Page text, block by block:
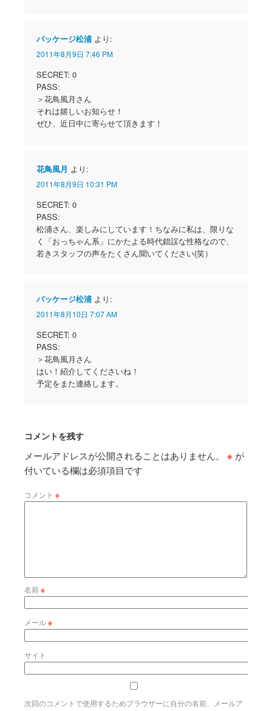
パッケージ松浦 より:
2011年8月9日 7:46 PM
SECRET: 0
PASS:
＞花鳥風月さん
それは嬉しいお知らせ！
ぜひ、近日中に寄らせて頂きます！
花鳥風月 より:
2011年8月9日 10:31 PM
SECRET: 0
PASS:
松浦さん、楽しみにしています！ちなみに私は、限りな
く「おっちゃん系」にかたよる時代錯誤な性格なので、
若きスタッフの声をたくさん聞いてください(笑）
パッケージ松浦 より:
2011年8月10日 7:07 AM
SECRET: 0
PASS:
＞花鳥風月さん
はい！紹介してくださいね！
予定をまた連絡します。
コメントを残す
メールアドレスが公開されることはありません。 ※ が
付いている欄は必須項目です
コメント ※
名前※
メール※
サイト
次回のコメントで使用するためブラウザーに自分の名前、メールア